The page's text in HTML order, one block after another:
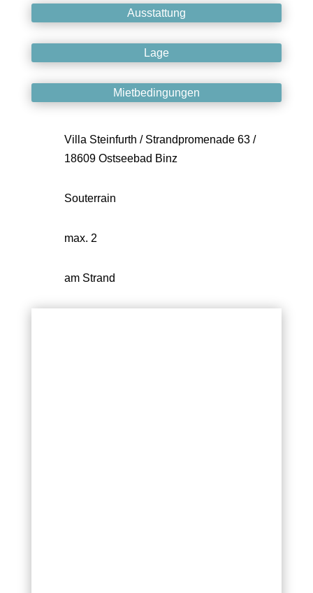
Ausstattung
Lage
Mietbedingungen
Villa Steinfurth / Strandpromenade 63 /
18609 Ostseebad Binz
Souterrain
max. 2
am Strand